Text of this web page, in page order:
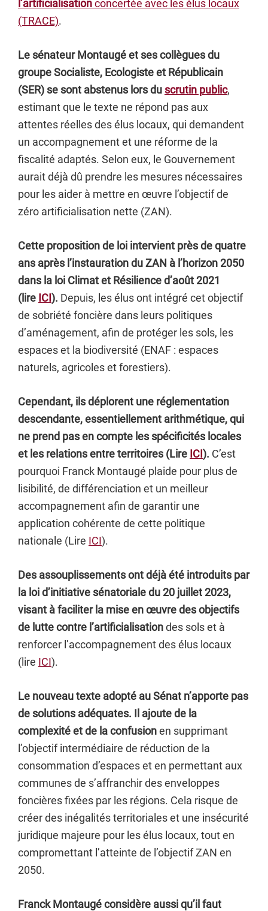
l’artificialisationconcertée avec les élus locaux
(TRACE).
Le sénateur Montaugé et ses collègues du
groupe Socialiste, Ecologiste et Républicain
(SER) se sont abstenus lors duscrutin public,
estimant que le texte ne répond pas aux
attentes réelles des élus locaux, qui demandent
un accompagnement et une réforme de la
fiscalité adaptés. Selon eux, le Gouvernement
aurait déjà dû prendre les mesures nécessaires
pour les aider à mettre en œuvre l’objectif de
zéro artificialisation nette (ZAN).
Cette proposition de loi intervient près de quatre
ans après l’instauration du ZAN à l’horizon 2050
dans la loi Climat et Résilience d’août 2021
(lire ICI). Depuis, les élus ont intégré cet objectif
de sobriété foncière dans leurs politiques
d’aménagement, afin de protéger les sols, les
espaces et la biodiversité (ENAF : espaces
naturels, agricoles et forestiers).
Cependant, ils déplorent une réglementation
descendante, essentiellement arithmétique, qui
ne prend pas en compte les spécificités locales
et les relations entre territoires (Lire ICI). C’est
pourquoi Franck Montaugé plaide pour plus de
lisibilité, de différenciation et un meilleur
accompagnement afin de garantir une
application cohérente de cette politique
nationale (Lire ICI).
Des assouplissements ont déjà été introduits par
la loi d’initiative sénatoriale du 20 juillet 2023,
visant à faciliter la mise en œuvre des objectifs
de lutte contre l’artificialisationdes sols et à
renforcer l’accompagnement des élus locaux
(lire ICI).
Le nouveau texte adopté au Sénat n’apporte pas
de solutions adéquates. Il ajoute de la
complexité et de la confusionen supprimant
l’objectif intermédiaire de réduction de la
consommation d’espaces et en permettant aux
communes de s’affranchir des enveloppes
foncières fixées par les régions. Cela risque de
créer des inégalités territoriales et une insécurité
juridique majeure pour les élus locaux, tout en
compromettant l’atteinte de l’objectif ZAN en
2050.
Franck Montaugé considère aussi qu’il faut